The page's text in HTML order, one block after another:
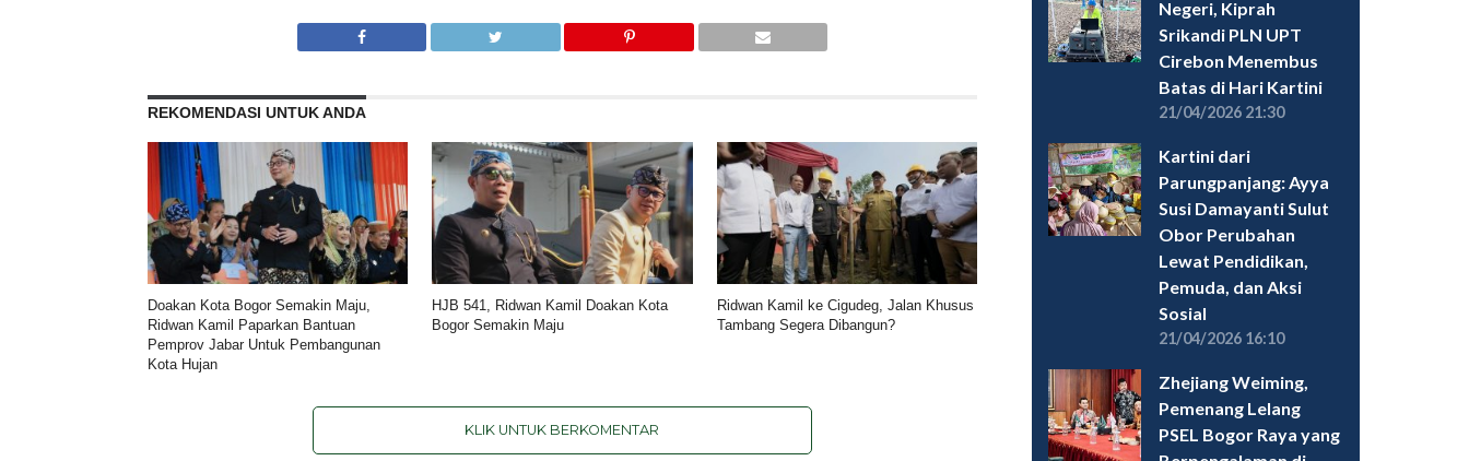
REKOMENDASI UNTUK ANDA
Doakan Kota Bogor Semakin Maju,
Ridwan Kamil Paparkan Bantuan
Pemprov Jabar Untuk Pembangunan
Kota Hujan
HJB 541, Ridwan Kamil Doakan Kota
Bogor Semakin Maju
Ridwan Kamil ke Cigudeg, Jalan Khusus
Tambang Segera Dibangun?
KLIK UNTUK BERKOMENTAR
Negeri, Kiprah
Srikandi PLN UPT
Cirebon Menembus
Batas di Hari Kartini
21/04/2026 21:30
Kartini dari
Parungpanjang: Ayya
Susi Damayanti Sulut
Obor Perubahan
Lewat Pendidikan,
Pemuda, dan Aksi
Sosial
21/04/2026 16:10
Zhejiang Weiming,
Pemenang Lelang
PSEL Bogor Raya yang